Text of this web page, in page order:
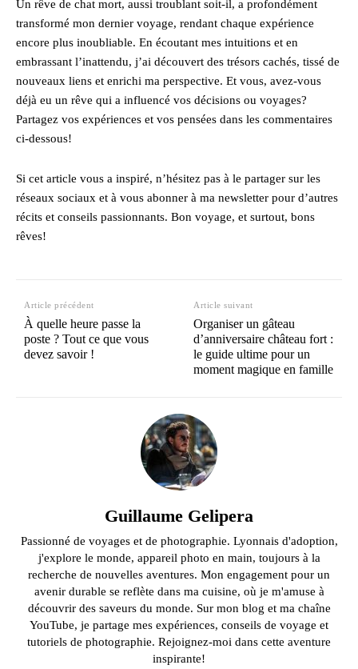
Un rêve de chat mort, aussi troublant soit-il, a profondément
transformé mon dernier voyage, rendant chaque expérience
encore plus inoubliable. En écoutant mes intuitions et en
embrassant l’inattendu, j’ai découvert des trésors cachés, tissé de
nouveaux liens et enrichi ma perspective. Et vous, avez-vous
déjà eu un rêve qui a influencé vos décisions ou voyages?
Partagez vos expériences et vos pensées dans les commentaires
ci-dessous!
Si cet article vous a inspiré, n’hésitez pas à le partager sur les
réseaux sociaux et à vous abonner à ma newsletter pour d’autres
récits et conseils passionnants. Bon voyage, et surtout, bons
rêves!
Article précédent
À quelle heure passe la
poste ? Tout ce que vous
devez savoir !
Article suivant
Organiser un gâteau
d’anniversaire château fort :
le guide ultime pour un
moment magique en famille
Guillaume Gelipera
Passionné de voyages et de photographie. Lyonnais d'adoption,
j'explore le monde, appareil photo en main, toujours à la
recherche de nouvelles aventures. Mon engagement pour un
avenir durable se reflète dans ma cuisine, où je m'amuse à
découvrir des saveurs du monde. Sur mon blog et ma chaîne
YouTube, je partage mes expériences, conseils de voyage et
tutoriels de photographie. Rejoignez-moi dans cette aventure
inspirante!